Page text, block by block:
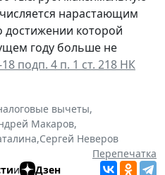
нарастающим
достижении которой
году больше не
подп. 4 п. 1 ст. 218 НК
вычеты,
Макаров,
,Сергей Неверов
Перепечатка
и Дзен